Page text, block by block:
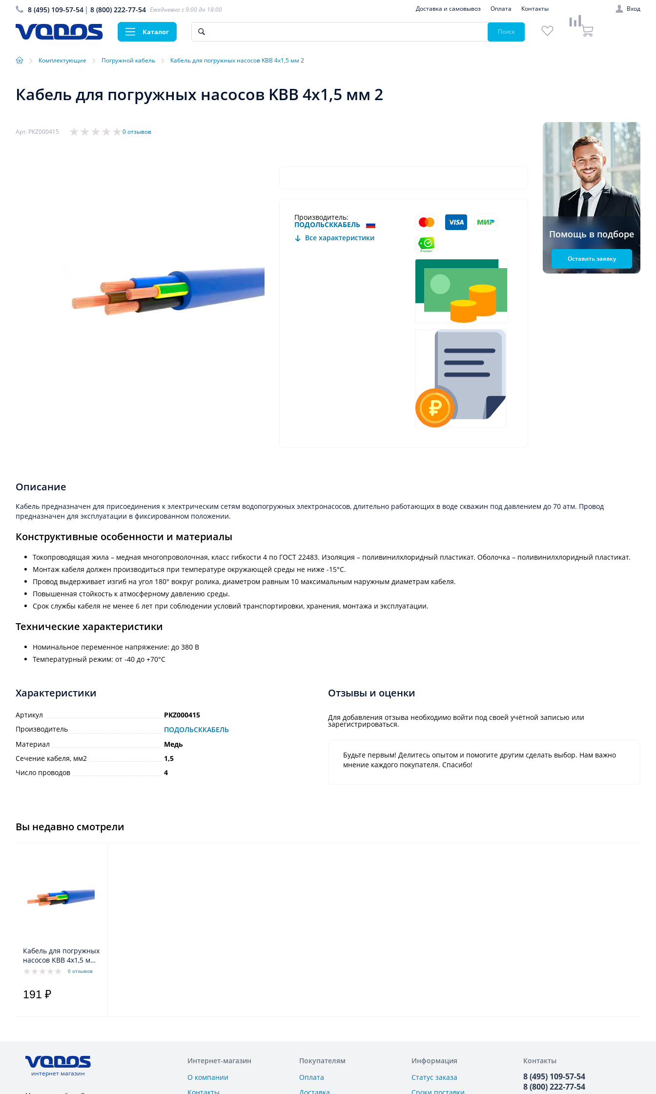
8 (495) 109-57-54 8 (800) 222-77-54 Ежедневно с 9:00 до 18:00 Доставка и самовывоз Оплата Контакты Вход
Каталог Поиск
› Комплектующие › Погружной кабель › Кабель для погружных насосов KBB 4x1,5 мм 2
Кабель для погружных насосов KBB 4x1,5 мм 2
Арт. PKZ000415 0 отзывов
Производитель:
ПОДОЛЬСККАБЕЛЬ
Все характеристики
Помощь в подборе
Оставить заявку
Описание
Кабель предназначен для присоединения к электрическим сетям водопогружных электронасосов, длительно работающих в воде скважин под давлением до 70 атм. Провод
предназначен для эксплуатации в фиксированном положении.
Конструктивные особенности и материалы
Токопроводящая жила – медная многопроволочная, класс гибкости 4 по ГОСТ 22483. Изоляция – поливинилхлоридный пластикат. Оболочка – поливинилхлоридный пластикат.
Монтаж кабеля должен производиться при температуре окружающей среды не ниже -15°С.
Провод выдерживает изгиб на угол 180° вокруг ролика, диаметром равным 10 максимальным наружным диаметрам кабеля.
Повышенная стойкость к атмосферному давлению среды.
Срок службы кабеля не менее 6 лет при соблюдении условий транспортировки, хранения, монтажа и эксплуатации.
Технические характеристики
Номинальное переменное напряжение: до 380 В
Температурный режим: от -40 до +70°C
Характеристики
Артикул
PKZ000415
Производитель
ПОДОЛЬСККАБЕЛЬ
Материал
Медь
Сечение кабеля, мм2
1,5
Число проводов
4
Отзывы и оценки
Для добавления отзыва необходимо войти под своей учётной записью или
зарегистрироваться.
Будьте первым! Делитесь опытом и помогите другим сделать выбор. Нам важно
мнение каждого покупателя. Спасибо!
Вы недавно смотрели
Кабель для погружных
насосов KBB 4x1,5 мм
2
0 отзывов
191 ₽
интернет магазин
Интернет-магазин
О компании
Покупателям
Оплата
Информация
Статус заказа
Контакты
8 (495) 109-57-54
8 (800) 222-77-54